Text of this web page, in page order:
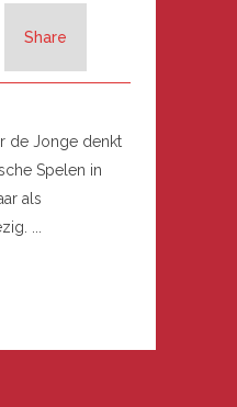
Share
de Jonge denkt
Spelen in
als
...